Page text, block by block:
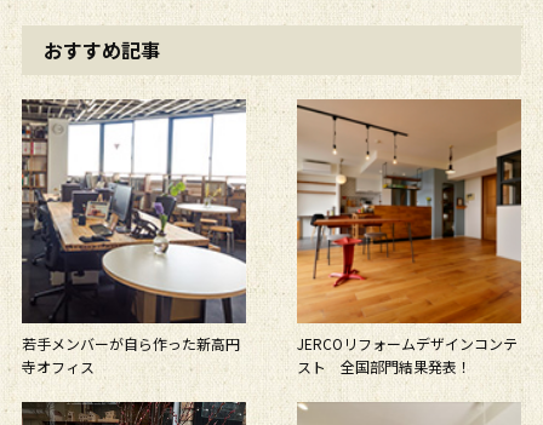
おすすめ記事
若手メンバーが自ら作った新高円
寺オフィス
JERCOリフォームデザインコンテ
スト 全国部門結果発表！